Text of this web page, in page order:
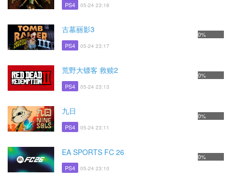
PS4 05-24 23:18
古墓丽影3
PS4 05-24 23:17
0%
荒野大镖客 救赎2
PS4 05-24 23:13
0%
九日
PS4 05-24 23:11
0%
EA SPORTS FC 26
PS4 05-24 23:10
0%